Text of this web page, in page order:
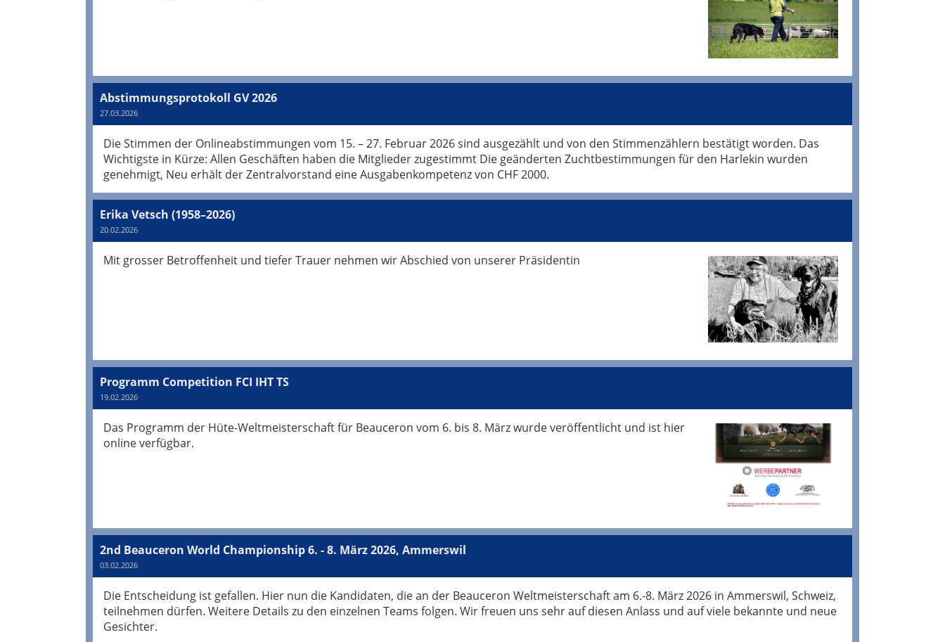
Abstimmungsprotokoll GV 2026
27.03.2026
Die Stimmen der Onlineabstimmungen vom 15. – 27. Februar 2026 sind ausgezählt und von den Stimmenzählern bestätigt worden. Das
Wichtigste in Kürze: Allen Geschäften haben die Mitglieder zugestimmt Die geänderten Zuchtbestimmungen für den Harlekin wurden
genehmigt, Neu erhält der Zentralvorstand eine Ausgabenkompetenz von CHF 2000.
Erika Vetsch (1958–2026)
20.02.2026
Mit grosser Betroffenheit und tiefer Trauer nehmen wir Abschied von unserer Präsidentin
Programm Competition FCI IHT TS
19.02.2026
Das Programm der Hüte-Weltmeisterschaft für Beauceron vom 6. bis 8. März wurde veröffentlicht und ist hier
online verfügbar.
2nd Beauceron World Championship 6. - 8. März 2026, Ammerswil
03.02.2026
Die Entscheidung ist gefallen. Hier nun die Kandidaten, die an der Beauceron Weltmeisterschaft am 6.-8. März 2026 in Ammerswil, Schweiz,
teilnehmen dürfen. Weitere Details zu den einzelnen Teams folgen. Wir freuen uns sehr auf diesen Anlass und auf viele bekannte und neue
Gesichter.